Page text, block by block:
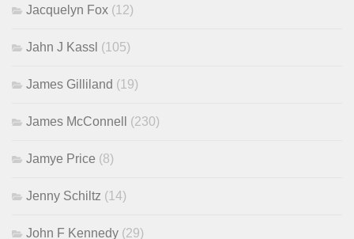
Jacquelyn Fox (12)
Jahn J Kassl (105)
James Gilliland (19)
James McConnell (230)
Jamye Price (8)
Jenny Schiltz (14)
John F Kennedy (29)